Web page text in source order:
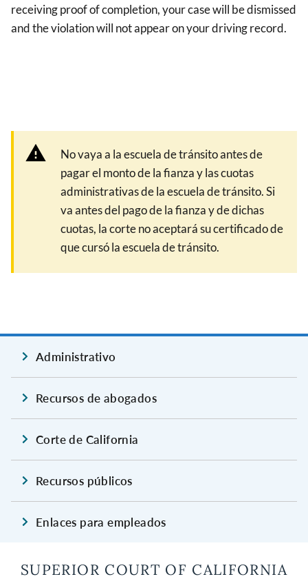
receiving proof of completion, your case will be dismissed
and the violation will not appear on your driving record.
No vaya a la escuela de tránsito antes de
pagar el monto de la fianza y las cuotas
administrativas de la escuela de tránsito. Si
va antes del pago de la fianza y de dichas
cuotas, la corte no aceptará su certificado de
que cursó la escuela de tránsito.
Administrativo
Recursos de abogados
Corte de California
Recursos públicos
Enlaces para empleados
SUPERIOR COURT OF CALIFORNIA